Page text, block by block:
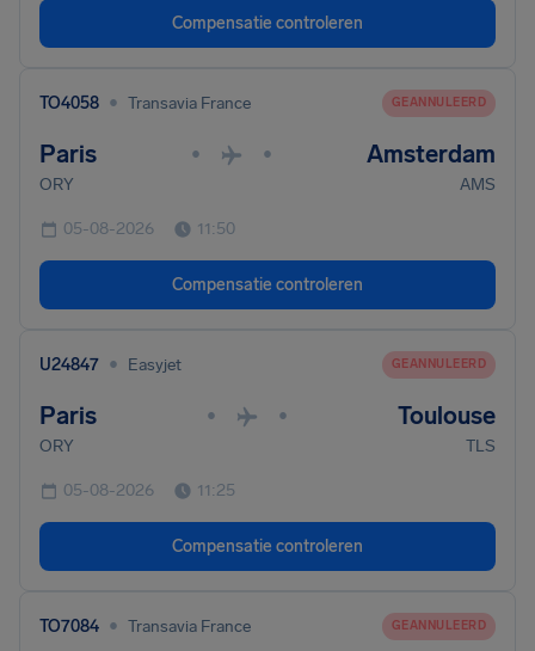
Compensatie controleren
TO4058 • Transavia France GEANNULEERD
Paris • • Amsterdam
ORY AMS
05-08-2026 11:50
Compensatie controleren
U24847 • Easyjet GEANNULEERD
Paris • • Toulouse
ORY TLS
05-08-2026 11:25
Compensatie controleren
TO7084 • Transavia France GEANNULEERD